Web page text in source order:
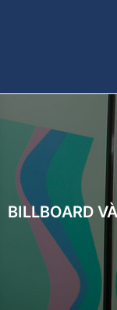
BILLBOARD